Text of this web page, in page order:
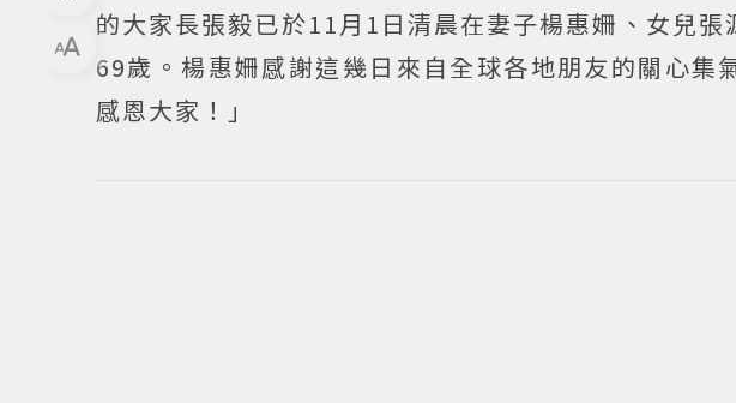
的大家長張毅已於11月1日清晨在妻子楊惠姍、女兒
69歲。楊惠姍感謝這幾日來自全球各地朋友的關心集
感恩大家！」